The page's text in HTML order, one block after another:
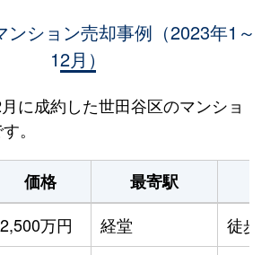
ンション売却事例（2023年1～
12月）
に成約した世田谷区のマンショ
。
価格 最寄駅
2,500万円 経堂
徒歩8